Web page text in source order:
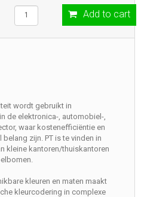
Add to cart
wordt gebruikt in
de elektronica-, automobiel-,
waar kostenefficiëntie en
zijn. PT is te vinden in
kleine kantoren/thuiskantoren
kleuren en maten maakt
kleurcodering in complexe